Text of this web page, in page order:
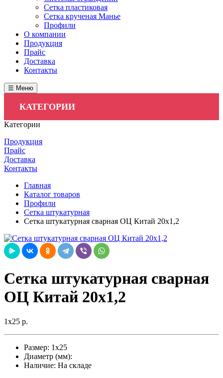
Сетка пластиковая
Сетка крученая Манье
Профили
О компании
Продукция
Прайс
Доставка
Контакты
☰ Меню
КАТЕГОРИИ
Категории
Продукция
Прайс
Доставка
Контакты
Главная
Каталог товаров
Профили
Сетка штукатурная
Сетка штукатурная сварная ОЦ Китай 20х1,2
Сетка штукатурная сварная
ОЦ Китай 20х1,2
1х25 р.
Размер: 1х25
Диаметр (мм):
Наличие: На складе